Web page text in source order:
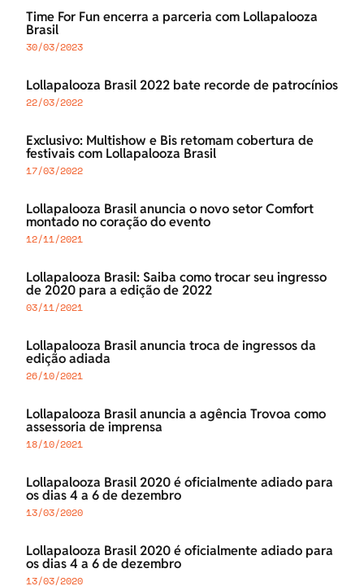
Time For Fun encerra a parceria com Lollapalooza
Brasil
30/03/2023
Lollapalooza Brasil 2022 bate recorde de patrocínios
22/03/2022
Exclusivo: Multishow e Bis retomam cobertura de
festivais com Lollapalooza Brasil
17/03/2022
Lollapalooza Brasil anuncia o novo setor Comfort
montado no coração do evento
12/11/2021
Lollapalooza Brasil: Saiba como trocar seu ingresso
de 2020 para a edição de 2022
03/11/2021
Lollapalooza Brasil anuncia troca de ingressos da
edição adiada
26/10/2021
Lollapalooza Brasil anuncia a agência Trovoa como
assessoria de imprensa
18/10/2021
Lollapalooza Brasil 2020 é oficialmente adiado para
os dias 4 a 6 de dezembro
13/03/2020
Lollapalooza Brasil 2020 é oficialmente adiado para
os dias 4 a 6 de dezembro
13/03/2020